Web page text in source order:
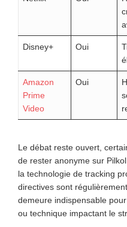
Disney+ Oui
Amazon
Prime
Video
Oui
Le débat reste ouvert,
de rester anonyme sur
la technologie de tracking
directives sont
demeure indispensable
ou technique impactant le